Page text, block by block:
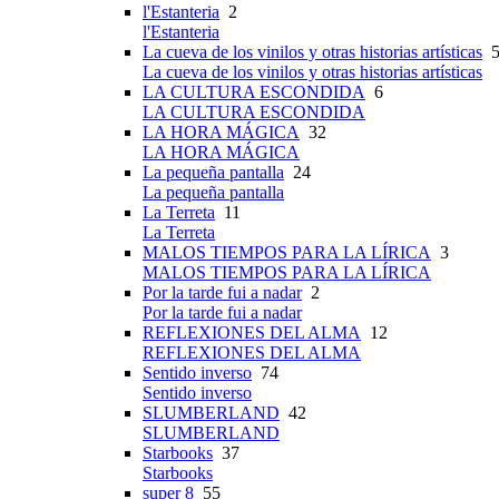
l'Estanteria 2
l'Estanteria
La cueva de los vinilos y otras historias artísticas
La cueva de los vinilos y otras historias artísticas
LA CULTURA ESCONDIDA 6
LA CULTURA ESCONDIDA
LA HORA MÁGICA 32
LA HORA MÁGICA
La pequeña pantalla 24
La pequeña pantalla
La Terreta 11
La Terreta
MALOS TIEMPOS PARA LA LÍRICA 3
MALOS TIEMPOS PARA LA LÍRICA
Por la tarde fui a nadar2
Por la tarde fui a nadar
REFLEXIONES DEL ALMA
12
REFLEXIONES DEL ALMA
Sentido inverso 74
Sentido inverso
SLUMBERLAND 42
SLUMBERLAND
Starbooks 37
Starbooks
super 8 55